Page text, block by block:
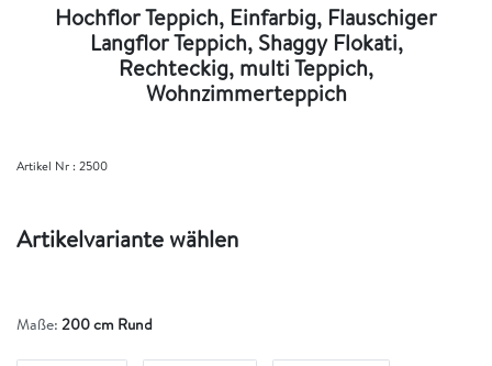
Hochflor Teppich, Einfarbig, Flauschiger
Langflor Teppich, Shaggy Flokati,
Rechteckig, multi Teppich,
Wohnzimmerteppich
Artikel Nr :2500
Artikelvariante wählen
Maße: 200 cm Rund